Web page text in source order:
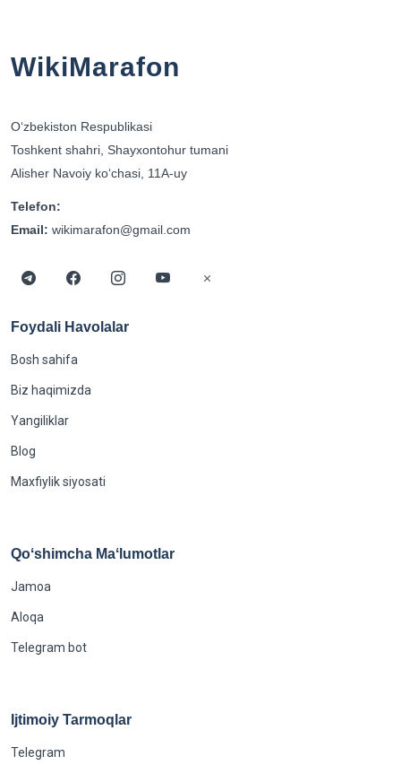
WikiMarafon
Oʻzbekiston Respublikasi
Toshkent shahri, Shayxontohur tumani
Alisher Navoiy koʻchasi, 11A-uy
Telefon:
Email: wikimarafon@gmail.com
Foydali Havolalar
Bosh sahifa
Biz haqimizda
Yangiliklar
Blog
Maxfiylik siyosati
Qoʻshimcha Maʻlumotlar
Jamoa
Aloqa
Telegram bot
Ijtimoiy Tarmoqlar
Telegram